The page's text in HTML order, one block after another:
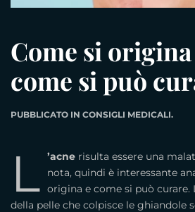
Come si origina
come si può
PUBBLICATO IN CONSIGLI MEDICALI.
L ’acne risulta essere una
nota, quindi è interessante
origina e come si può curare.
della pelle che colpisce le ghiandole